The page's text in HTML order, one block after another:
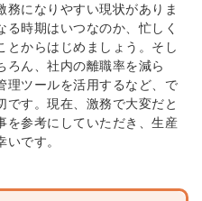
務になりやすい現状がありま
時期はいつなのか、忙しく
とからはじめましょう。そし
ろん、社内の離職率を減ら
理ツールを活用するなど、で
です。現在、激務で大変だと
を参考にしていただき、生産
です。